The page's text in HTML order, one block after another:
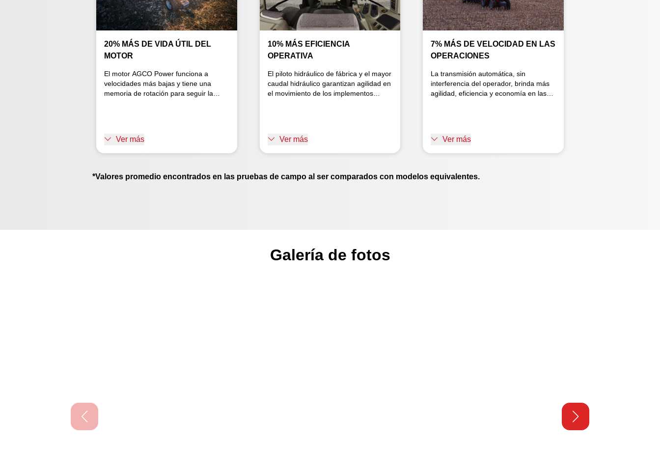
20% MÁS DE VIDA ÚTIL DEL
MOTOR
El motor AGCO Power funciona a
velocidades más bajas y tiene una
memoria de rotación para seguir la
innecesarios. Inversión que dura más.
Ver más
10% MÁS EFICIENCIA
OPERATIVA
El piloto hidráulico de fábrica y el mayor
caudal hidráulico garantizan agilidad en
el movimiento de los implementos
más tiempo.
Ver más
7% MÁS DE VELOCIDAD EN LAS
OPERACIONES
La transmisión automática, sin
interferencia del operador, brinda más
agilidad, eficiencia y economía en las
Ver más
*Valores promedio encontrados en las pruebas de campo al ser comparados con modelos equivalentes.
Galería de fotos